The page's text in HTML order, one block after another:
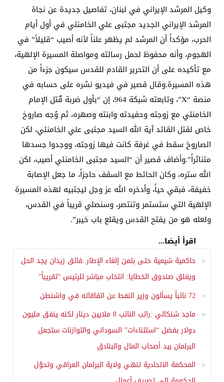
وكيل المرشد الإيراني في لبنان، تفاصيل جديدة عن نجاة
المرشد الإيراني الجديد مجتبى علي الخامنئي في أول أيام
الحرب، مؤكداً أن المرشد لم يظهر علناً لأنه أصيب “قليلاً” في
الهجوم، وأنه محفوظ لحمل رسالته ومواصلة المسيرة الإلهية،
مع تأكيده على أن التحرير القادم للقدس سيكون جزءاً من
هذه المسيرة.وقال قصير في فيديو نشره على حسابه في
منصة “X”، وتابعته شبكة 964، إن “بأول ضربة قُتل الإمام
الخامنئي مع زوجته وحفيدته وابنته وصهره، ثم وُجه صاروخ
خاص لقتل القائد آية الله السيد مجتبى علي الخامنئي، لكن
الصاروخ سقط في غرفة كانت فيها زوجته، ووجدوا جسدها
متناثراً”.وأضاف قصير أن “السيد مجتبى الخامنئي أصيب، لكن
الله ستره، وكان الحائط مع السقف حاجزاً، ما جعل الإصابة
خفيفة، فبقي حياً، وأدخره الله عز وجل ليجتبيه لهذه المسيرة
الإلهية التي ستستمر وتنتصر، وسنصلي قريباً في القدس،
ولعله هو من يفتح القدس ويقلع باب خيبر”.
اقرأ أيضا...
حاكمية شيعية حتى بثمن إلغاء الإطار..فائق زيدان يجد الحل
ويغلق صندوق الخطايا: انتخاب مباشر للرئيس “تقريباً”
72 نائباً يسألون وزير النفط عن اتفاقاته في واشنطن
ماجد شنكالي :راتب النائب 8 ملايين دينار لكنه ينفق مليون
دولار بفضل “استثناءات” السوداني والتوازنات ستجعل
البرلمان بيد أصحاب المال والبنادق
المحكمة الاتحادية تنهي ولاية البرلمان العراقي وتحوّل